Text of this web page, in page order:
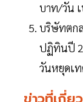
บาท/วัน
บริษัทตก
ปฏิทินปี
วันหยุดเ